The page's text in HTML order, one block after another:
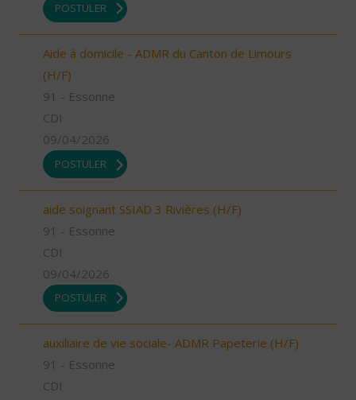
POSTULER
Aide à domicile - ADMR du Canton de Limours
(H/F)
91 - Essonne
CDI
09/04/2026
POSTULER
aide soignant SSIAD 3 Rivières (H/F)
91 - Essonne
CDI
09/04/2026
POSTULER
auxiliaire de vie sociale- ADMR Papeterie (H/F)
91 - Essonne
CDI